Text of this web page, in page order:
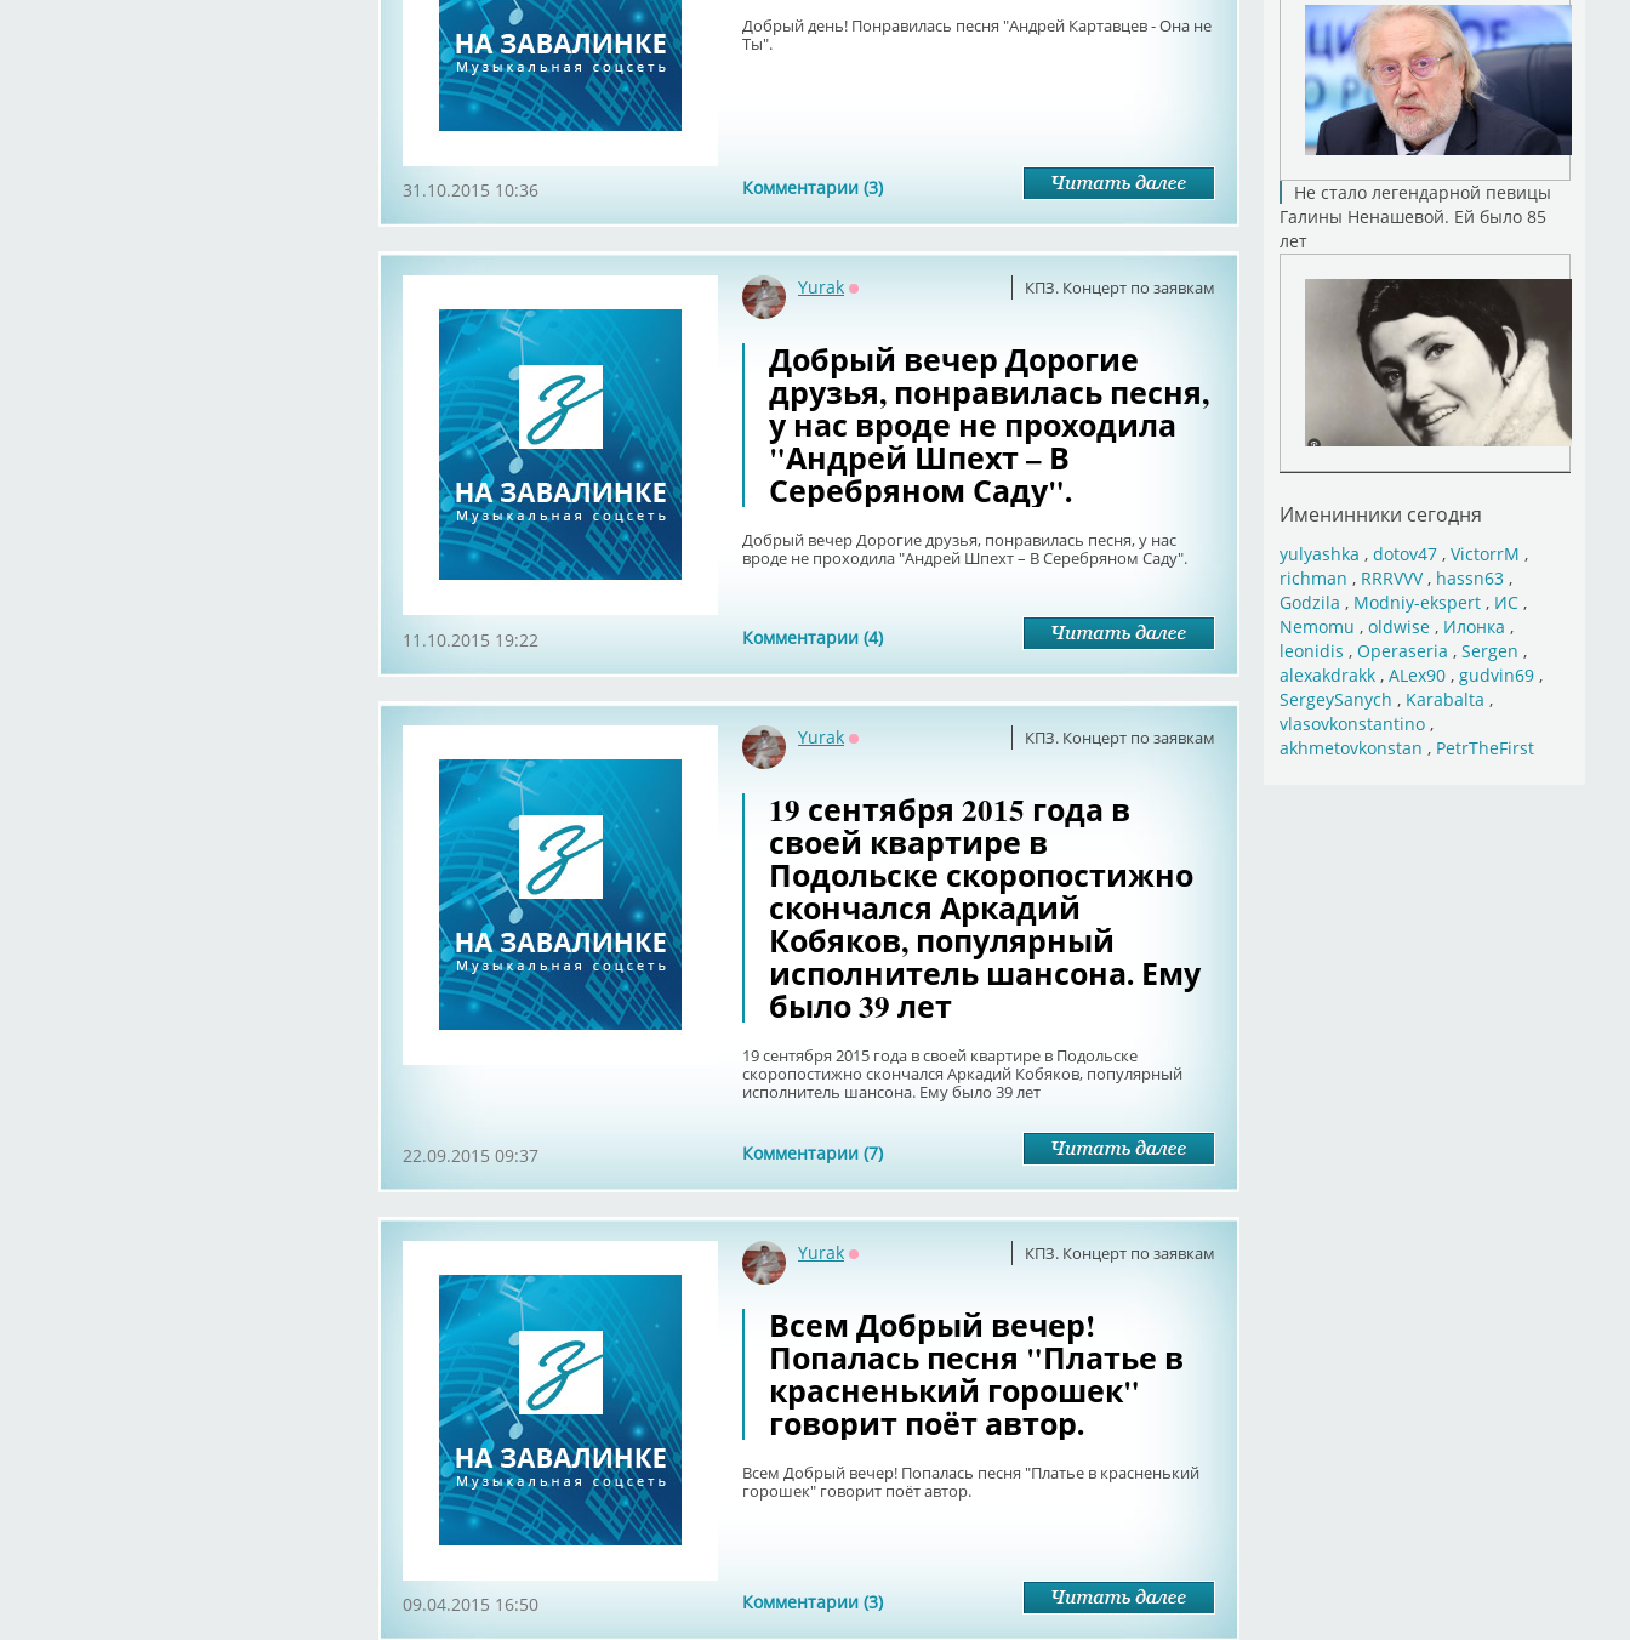
Добрый день! Понравилась песня "Андрей Картавцев - Она не
Ты".
Комментарии (3)
31.10.2015 10:36
КПЗ. Концерт по заявкам
Yurak
Добрый вечер Дорогие
друзья, понравилась песня,
у нас вроде не проходила
"Андрей Шпехт – В
Серебряном Саду".
Добрый вечер Дорогие друзья, понравилась песня, у нас
вроде не проходила "Андрей Шпехт – В Серебряном Саду".
Комментарии (4)
11.10.2015 19:22
КПЗ. Концерт по заявкам
Yurak
19 сентября 2015 года в
своей квартире в
Подольске скоропостижно
скончался Аркадий
Кобяков, популярный
исполнитель шансона. Ему
было 39 лет
19 сентября 2015 года в своей квартире в Подольске
скоропостижно скончался Аркадий Кобяков, популярный
исполнитель шансона. Ему было 39 лет
Комментарии (7)
22.09.2015 09:37
КПЗ. Концерт по заявкам
Yurak
Всем Добрый вечер!
Попалась песня "Платье в
красненький горошек"
говорит поёт автор.
Всем Добрый вечер! Попалась песня "Платье в красненький
горошек" говорит поёт автор.
Комментарии (3)
09.04.2015 16:50
Не стало легендарной певицы
Галины Ненашевой. Ей было 85
лет
Именинники сегодня
yulyashka , dotov47, VictorrM ,
richman , RRRVVV, hassn63,
Godzila , Modniy-ekspert, ИС,
Nemomu , oldwise, Илонка ,
leonidis , Operaseria , Sergen ,
alexakdrakk, ALex90, gudvin69,
SergeySanych , Karabalta ,
vlasovkonstantino,
akhmetovkonstan , PetrTheFirst